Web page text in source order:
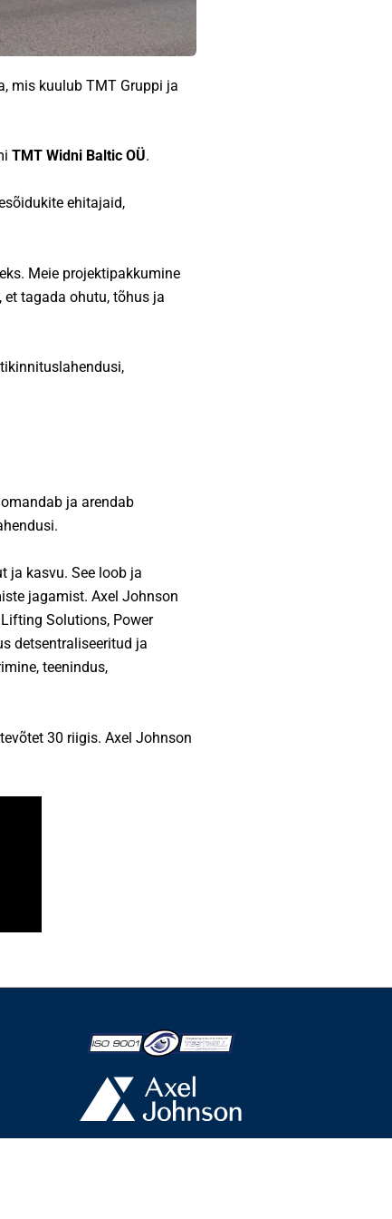
mis kuulub TMT Gruppi ja
TMT Widni Baltic OÜ.
ehitajaid,
Meie projektipakkumine
tagada ohutu, tõhus ja
ja arendab
ja kasvu. See loob ja
jagamist. Axel Johnson
Solutions, Power
detsentraliseeritud ja
teenindus,
30 riigis. Axel Johnson